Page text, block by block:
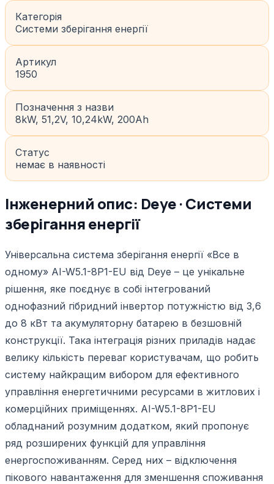
Категорія
Системи зберігання енергії
Артикул
1950
Позначення з назви
8kW, 51,2V, 10,24kW, 200Ah
Статус
немає в наявності
Інженерний опис: Deye · Системи
зберігання енергії
Універсальна система зберігання енергії «Все в
одному» AI-W5.1-8P1-EU від Deye – це унікальне
рішення, яке поєднує в собі інтегрований
однофазний гібридний інвертор потужністю від 3,6
до 8 кВт та акумуляторну батарею в безшовній
конструкції. Така інтеграція різних приладів надає
велику кількість переваг користувачам, що робить
систему найкращим вибором для ефективного
управління енергетичними ресурсами в житлових і
комерційних приміщеннях. AI-W5.1-8P1-EU
обладнаний розумним додатком, який пропонує
ряд розширених функцій для управління
енергоспоживанням. Серед них – відключення
пікового навантаження для зменшення споживання